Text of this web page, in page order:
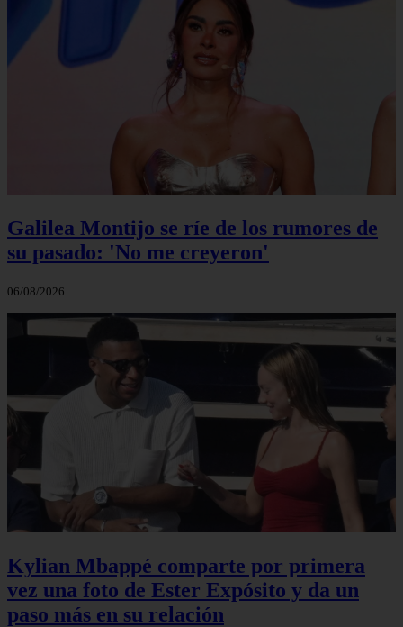
Galilea Montijo se ríe de los rumores de
su pasado: 'No me creyeron'
06/08/2026
Kylian Mbappé comparte por primera
vez una foto de Ester Expósito y da un
paso más en su relación